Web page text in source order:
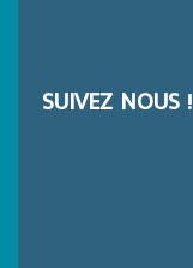
SUIVEZ NOUS !